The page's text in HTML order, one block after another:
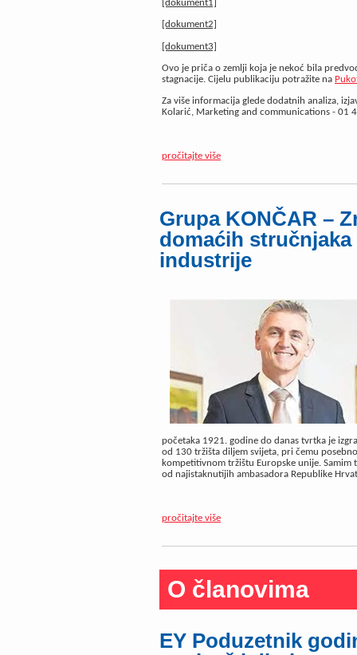
[dokument1]
[dokument2]
[dokument3]
Ovo je priča o zemlji koja je nekoć bila
stagnacije. Cijelu publikaciju potražite na
Za više informacija glede dodatnih analiza,
Kolarić, Marketing and communications - 01
pročitajte više
Grupa KONČAR –
domaćih
industrije
početaka 1921. godine do danas tvrtka je
od 130 tržišta diljem svijeta, pri čemu
kompetitivnom tržištu Europske unije. Samim
od najistaknutijih ambasadora Republike
pročitajte više
O članovima
EY Poduzetnik